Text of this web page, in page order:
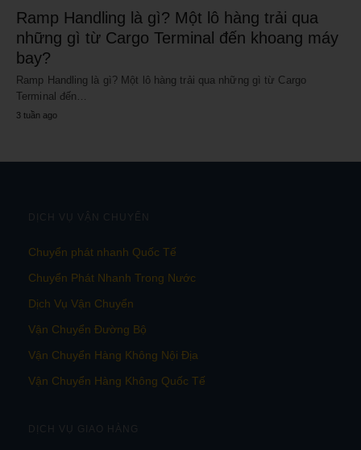
Ramp Handling là gì? Một lô hàng trải qua
những gì từ Cargo Terminal đến khoang máy
bay?
Ramp Handling là gì? Một lô hàng trải qua những gì từ Cargo
Terminal đến…
3 tuần ago
DỊCH VỤ VẬN CHUYỂN
Chuyển phát nhanh Quốc Tế
Chuyển Phát Nhanh Trong Nước
Dịch Vụ Vận Chuyển
Vận Chuyển Đường Bộ
Vận Chuyển Hàng Không Nội Địa
Vận Chuyển Hàng Không Quốc Tế
DỊCH VỤ GIAO HÀNG